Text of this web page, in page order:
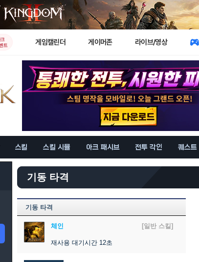
트
게임캘린더 게이머존 라이브/영상
스킬 스킬 시뮬 아크 패시브 전투 각인 퀘스트
기동 타격
기동 타격
체인 [일반 스킬]
재사용 대기시간 12초